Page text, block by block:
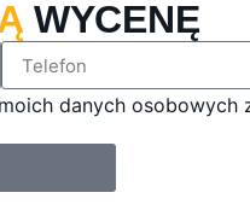
WYCENĘ
danych osobowych